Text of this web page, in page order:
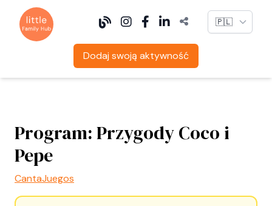
Language
Dodaj swoją aktywność
Program: Przygody Coco i
Pepe
CantaJuegos